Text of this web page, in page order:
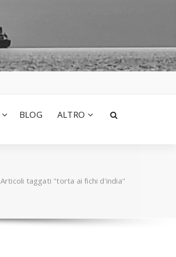
BLOG ALTRO
Articoli taggati "torta ai fichi d’india"